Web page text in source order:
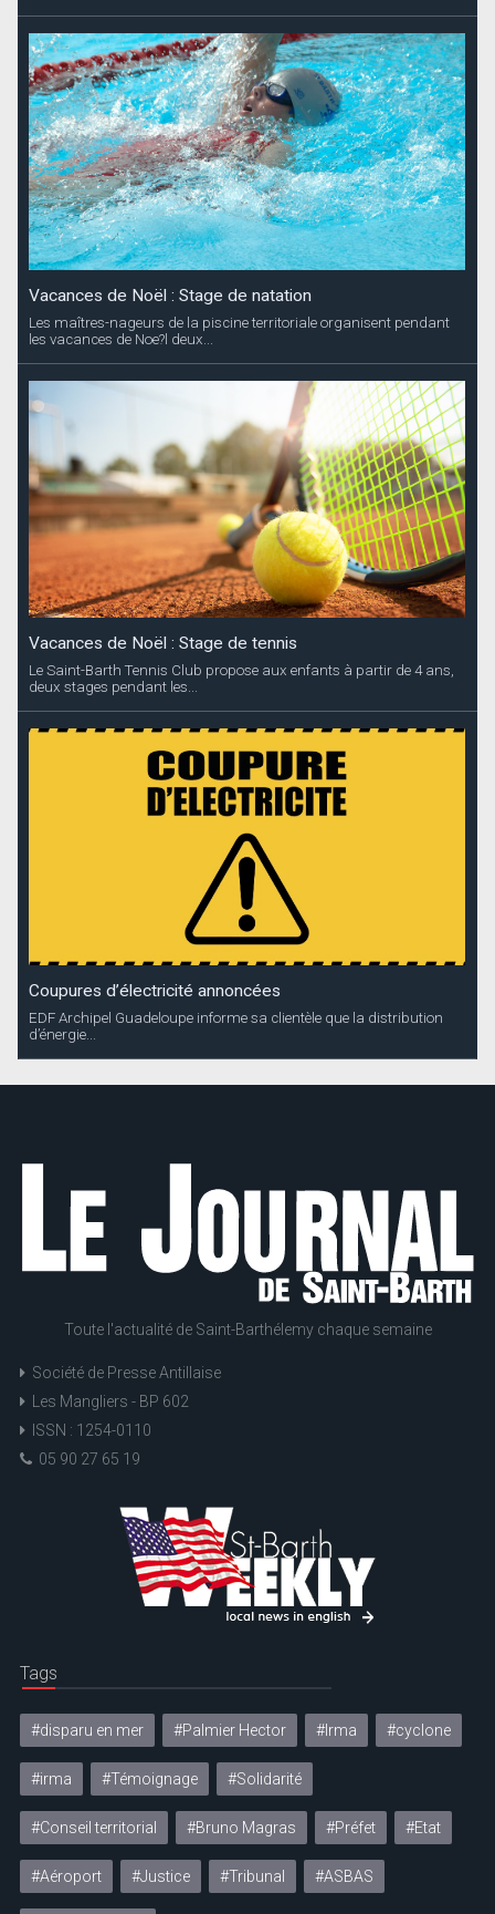
Vacances de Noël : Stage de natation
Les maîtres-nageurs de la piscine territoriale organisent pendant
les vacances de Noe?l deux...
Vacances de Noël : Stage de tennis
Le Saint-Barth Tennis Club propose aux enfants à partir de 4 ans,
deux stages pendant les...
Coupures d’électricité annoncées
EDF Archipel Guadeloupe informe sa clientèle que la distribution
d’énergie...
Toute l'actualité de Saint-Barthélemy chaque semaine
Société de Presse Antillaise
Les Mangliers - BP 602
ISSN : 1254-0110
05 90 27 65 19
Tags
#disparu en mer #Palmier Hector #Irma #cyclone
#irma #Témoignage #Solidarité
#Conseil territorial #Bruno Magras #Préfet #Etat
#Aéroport #Justice #Tribunal #ASBAS